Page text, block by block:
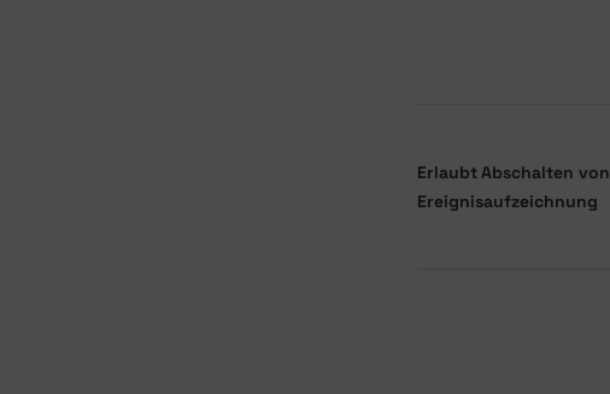
Erlaubt Abschalten von
Ereignisaufzeichnung